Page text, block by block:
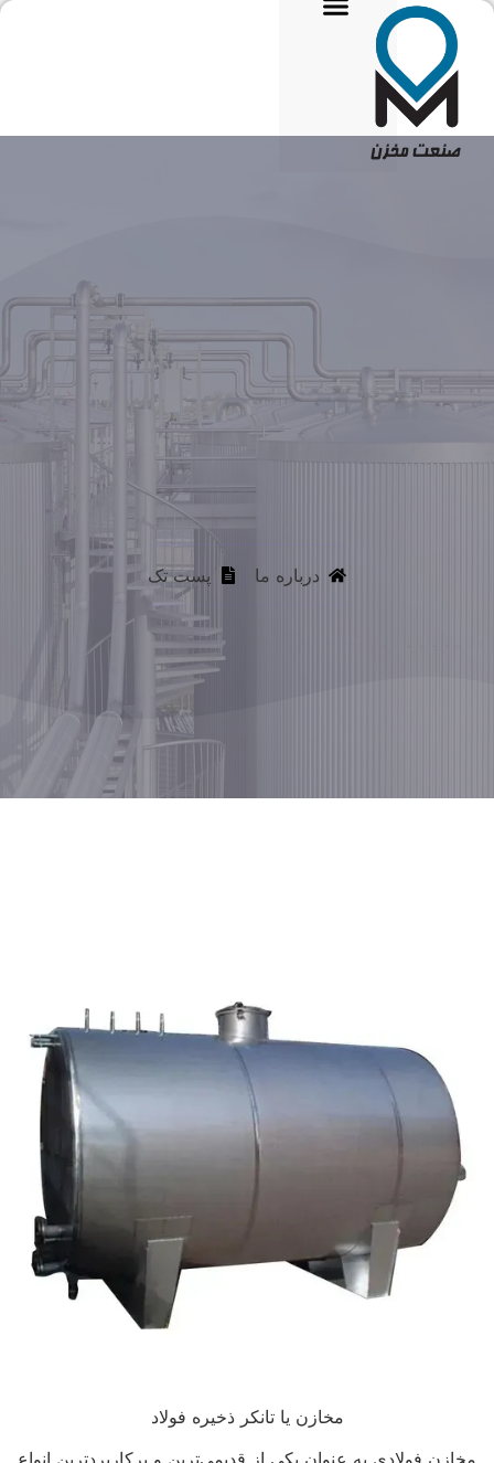
درباره ما پست تک
مخازن یا تانکر ذخیره فولاد